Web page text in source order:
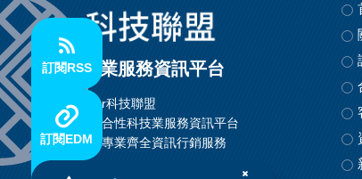
訂閱RSS
訂閱EDM
科技業服務資訊平台
ivendor科技聯盟
首創整合性科技業服務資訊平台
提供最專業齊全資訊行銷服務